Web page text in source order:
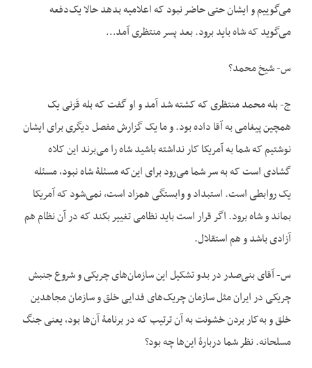
می‌گوییم و ایشان حتی حاضر نبود که اعلامیه بدهد حالا یک‌دفعه
می‌گوید که شاه باید برود. بعد پسر منتظری آمد…
س- شیخ محمد؟
ج- بله محمد منتظری که کشته شد آمد و او گفت که بله قَرَنی یک
همچین پیغامی به آقا داده بود. و ما یک گزارش مفصل دیگری برای ایشان
نوشتیم که شما به آمریکا کار نداشته باشید شاه را می‌برند این کلاه
گشادی است که به سر شما می‌رود برای این‌که مسئلۀ شاه نبود، مسئله
یک روابطی است. استبداد و وابستگی همزاد است، نمی‌شود که آمریکا
بماند و شاه برود. اگر قرار است باید نظامی تغییر بکند که در آن نظام هم
آزادی باشد و هم استقلال.
س- آقای بنی‌صدر در بدو تشکیل این سازمان‌های چریکی و شروع جنبش
چریکی در ایران مثل سازمان چریک‌های فدایی خلق و سازمان مجاهدین
خلق و به‌کار بردن خشونت به آن ترتیب که در برنامۀ آن‌ها بود، یعنی جنگ
مسلحانه. نظر شما دربارۀ این‌ها چه بود؟